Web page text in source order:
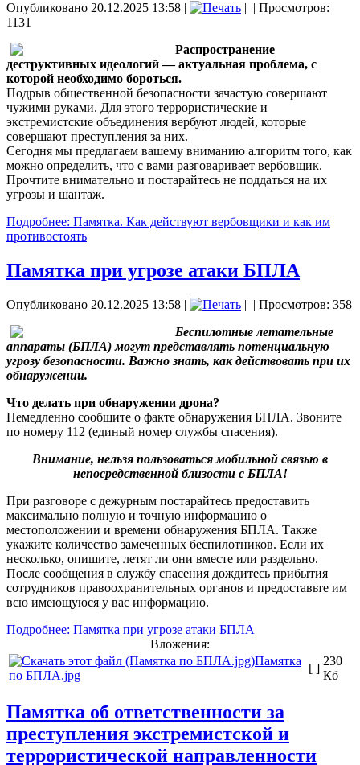
Опубликовано 20.12.2025 13:58 | | | Просмотров:
1131
Распространение
деструктивных идеологий — актуальная проблема, с
которой необходимо бороться.
Подрыв общественной безопасности зачастую совершают
чужими руками. Для этого террористические и
экстремистские объединения вербуют людей, которые
совершают преступления за них.
Сегодня мы предлагаем вашему вниманию алгоритм того, как
можно определить, что с вами разговаривает вербовщик.
Прочтите внимательно и постарайтесь не поддаться на их
угрозы и шантаж.
Подробнее: Памятка. Как действуют вербовщики и как им
противостоять
Памятка при угрозе атаки БПЛА
Опубликовано 20.12.2025 13:58 | | | Просмотров: 358
Беспилотные летательные
аппараты (БПЛА) могут представлять потенциальную
угрозу безопасности. Важно знать, как действовать при их
обнаружении.
Что делать при обнаружении дрона?
Немедленно сообщите о факте обнаружения БПЛА. Звоните
по номеру 112 (единый номер службы спасения).
Внимание, нельзя пользоваться мобильной связью в
непосредственной близости с БПЛА!
При разговоре с дежурным постарайтесь предоставить
максимально полную и точную информацию о
местоположении и времени обнаружения БПЛА. Также
укажите количество замеченных беспилотников. Если их
несколько, опишите, летят ли они вместе или раздельно.
После сообщения в службу спасения дождитесь прибытия
сотрудников правоохранительных органов и предоставьте им
всю имеющуюся у вас информацию.
Подробнее: Памятка при угрозе атаки БПЛА
Вложения:
Памятка
по БПЛА.jpg
[ ]
230
Кб
Памятка об ответственности за
преступления экстремистской и
террористической направленности